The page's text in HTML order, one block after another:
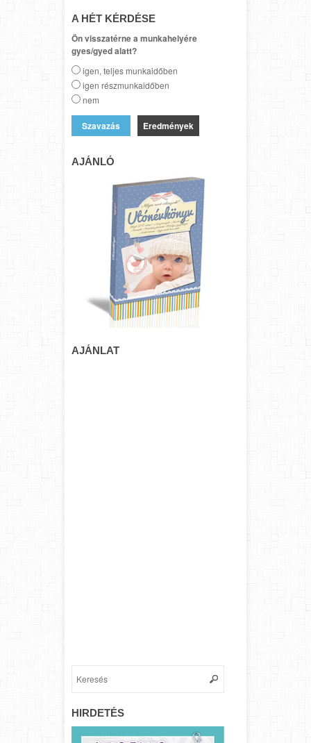
A HÉT KÉRDÉSE
Ön visszatérne a munkahelyére
gyes/gyed alatt?
igen, teljes munkaidőben
igen részmunkaidőben
nem
Eredmények
AJÁNLÓ
AJÁNLAT
HIRDETÉS